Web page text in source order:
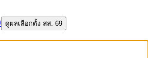
ดูผลเลือกตั้ง สส. 69